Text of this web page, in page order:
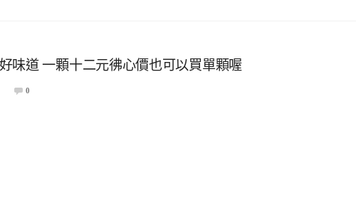
味道 一顆十二元彿心價也可以買單顆喔
0